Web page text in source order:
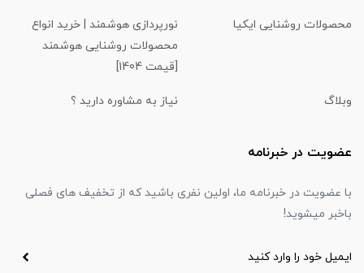
محصولات روشنایی ایکیا
نورپردازی هوشمند | خرید انواع
محصولات روشنایی هوشمند
[قیمت 1404]
وبلاگ نیاز به مشاوره دارید ؟
عضویت در خبرنامه
با عضویت در خبرنامه ما، اولین نفری باشید که از تخفیف های فصلی
باخبر میشوید!